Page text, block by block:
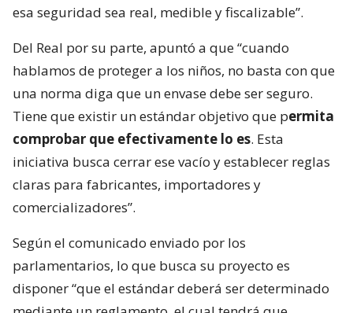
esa seguridad sea real, medible y fiscalizable”.
Del Real por su parte, apuntó a que “cuando
hablamos de proteger a los niños, no basta con que
una norma diga que un envase debe ser seguro.
Tiene que existir un estándar objetivo que permita
comprobar que efectivamente lo es. Esta
iniciativa busca cerrar ese vacío y establecer reglas
claras para fabricantes, importadores y
comercializadores”.
Según el comunicado enviado por los
parlamentarios, lo que busca su proyecto es
disponer “que el estándar deberá ser determinado